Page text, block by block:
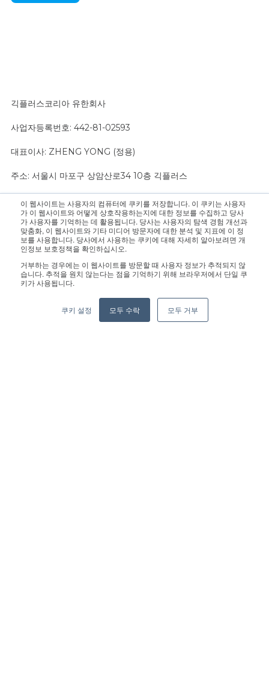
이 웹사이트는 사용자의 컴퓨터에 쿠키를 저장합니다. 이 쿠키는 사용자
가 이 웹사이트와 어떻게 상호작용하는지에 대한 정보를 수집하고 당사
가 사용자를 기억하는 데 활용됩니다. 당사는 사용자의 탐색 경험 개선과
맞춤화, 이 웹사이트와 기타 미디어 방문자에 대한 분석 및 지표에 이 정
보를 사용합니다. 당사에서 사용하는 쿠키에 대해 자세히 알아보려면 개
인정보 보호정책을 확인하십시오.
거부하는 경우에는 이 웹사이트를 방문할 때 사용자 정보가 추적되지 않
습니다. 추적을 원치 않는다는 점을 기억하기 위해 브라우저에서 단일 쿠
키가 사용됩니다.
쿠키 설정 모두 수락 모두 거부
긱플러스코리아 유한회사
사업자등록번호: 442-81-02593
대표이사: ZHENG YONG (정용)
주소: 서울시 마포구 상암산로34 10층 긱플러스
문의 사항은 영업팀으로 연락 주십시오.:sales@geekplus.com. 홍
보 관련 문의는 홍보팀으로 연락 바랍니다.:pr@geekplus.com
Copyright © 2026 Geekplus Technology Co., Ltd. All rights
reserved.